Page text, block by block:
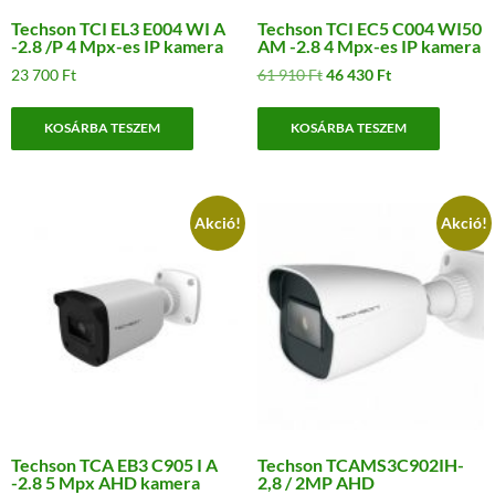
Techson TCI EL3 E004 WI A
-2.8 /P 4 Mpx-es IP kamera
23 700 Ft
KOSÁRBA TESZEM
Techson TCI EC5 C004 WI50
AM -2.8 4 Mpx-es IP kamera
61 910Ft Original
was:
46 430 FtCurrent
KOSÁRBA TESZEM
Akció!
Techson TCA EB3 C905 I A
-2.8 5 Mpx AHD kamera
Akció!
Techson TCAMS3C902IH-
2,8 / 2MP AHD